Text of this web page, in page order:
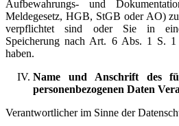
Aufbewahrungs- und
Meldegesetz, HGB, StGB oder AO)
verpflichtet sind oder Sie in eine
Speicherung nach Art. 6 Abs. 1 S.
haben.
Name und Anschrift des
personenbezogenen Daten
Verantwortlicher im Sinne der